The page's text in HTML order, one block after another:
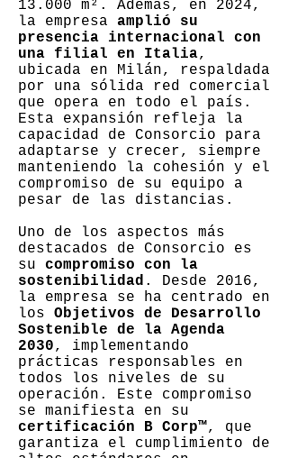
13.000 m². Además, en 2024,
la empresa amplió su
presencia internacional con
una filial en Italia,
ubicada en Milán, respaldada
por una sólida red comercial
que opera en todo el país.
Esta expansión refleja la
capacidad de Consorcio para
adaptarse y crecer, siempre
manteniendo la cohesión y el
compromiso de su equipo a
pesar de las distancias.
Uno de los aspectos más
destacados de Consorcio es
su compromiso con la
sostenibilidad . Desde 2016,
la empresa se ha centrado en
los Objetivos de Desarrollo
Sostenible de la Agenda
2030, implementando
prácticas responsables en
todos los niveles de su
operación. Este compromiso
se manifiesta en su
certificación B Corp™, que
garantiza el cumplimiento de